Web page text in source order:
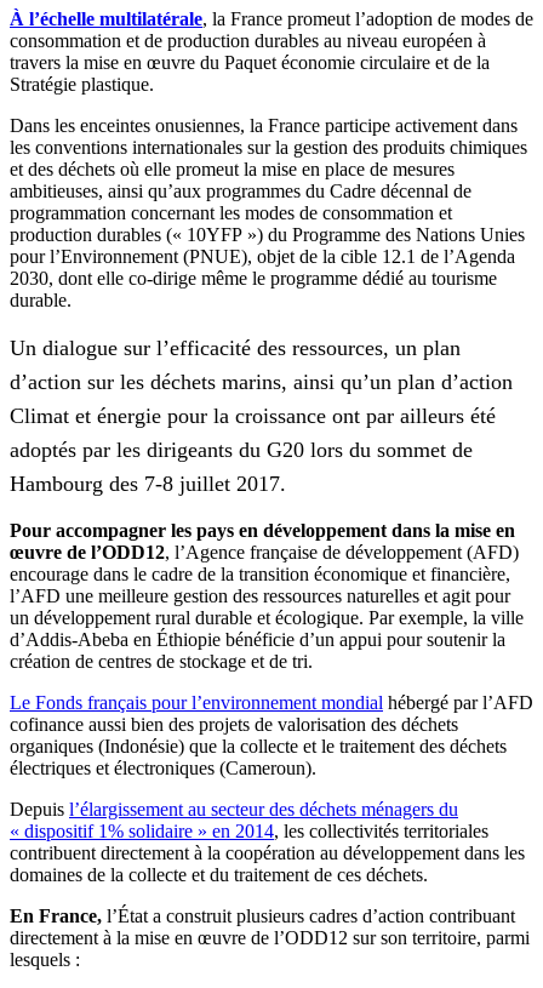
À l’échelle multilatérale, la France promeut l’adoption de modes de
consommation et de production durables au niveau européen à
travers la mise en œuvre du Paquet économie circulaire et de la
Stratégie plastique.
Dans les enceintes onusiennes, la France participe activement dans
les conventions internationales sur la gestion des produits chimiques
et des déchets où elle promeut la mise en place de mesures
ambitieuses, ainsi qu’aux programmes du Cadre décennal de
programmation concernant les modes de consommation et
production durables (« 10YFP ») du Programme des Nations Unies
pour l’Environnement (PNUE), objet de la cible 12.1 de l’Agenda
2030, dont elle co-dirige même le programme dédié au tourisme
durable.
Un dialogue sur l’efficacité des ressources, un plan
d’action sur les déchets marins, ainsi qu’un plan d’action
Climat et énergie pour la croissance ont par ailleurs été
adoptés par les dirigeants du G20 lors du sommet de
Hambourg des 7-8 juillet 2017.
Pour accompagner les pays en développement dans la mise en
œuvre de l’ODD12, l’Agence française de développement (AFD)
encourage dans le cadre de la transition économique et financière,
l’AFD une meilleure gestion des ressources naturelles et agit pour
un développement rural durable et écologique. Par exemple, la ville
d’Addis-Abeba en Éthiopie bénéficie d’un appui pour soutenir la
création de centres de stockage et de tri.
Le Fonds français pour l’environnement mondial hébergé par l’AFD
cofinance aussi bien des projets de valorisation des déchets
organiques (Indonésie) que la collecte et le traitement des déchets
électriques et électroniques (Cameroun).
Depuis l’élargissement au secteur des déchets ménagers du
« dispositif 1% solidaire » en 2014, les collectivités territoriales
contribuent directement à la coopération au développement dans les
domaines de la collecte et du traitement de ces déchets.
En France, l’État a construit plusieurs cadres d’action contribuant
directement à la mise en œuvre de l’ODD12 sur son territoire, parmi
lesquels :